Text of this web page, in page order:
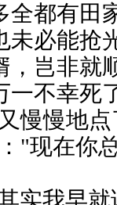
全都有田
未必能抢
，岂非就
一不幸死
慢慢地
"现在你
实我早